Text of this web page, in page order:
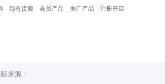
我有货源 会员产品 推广产品 注册开店
来源：